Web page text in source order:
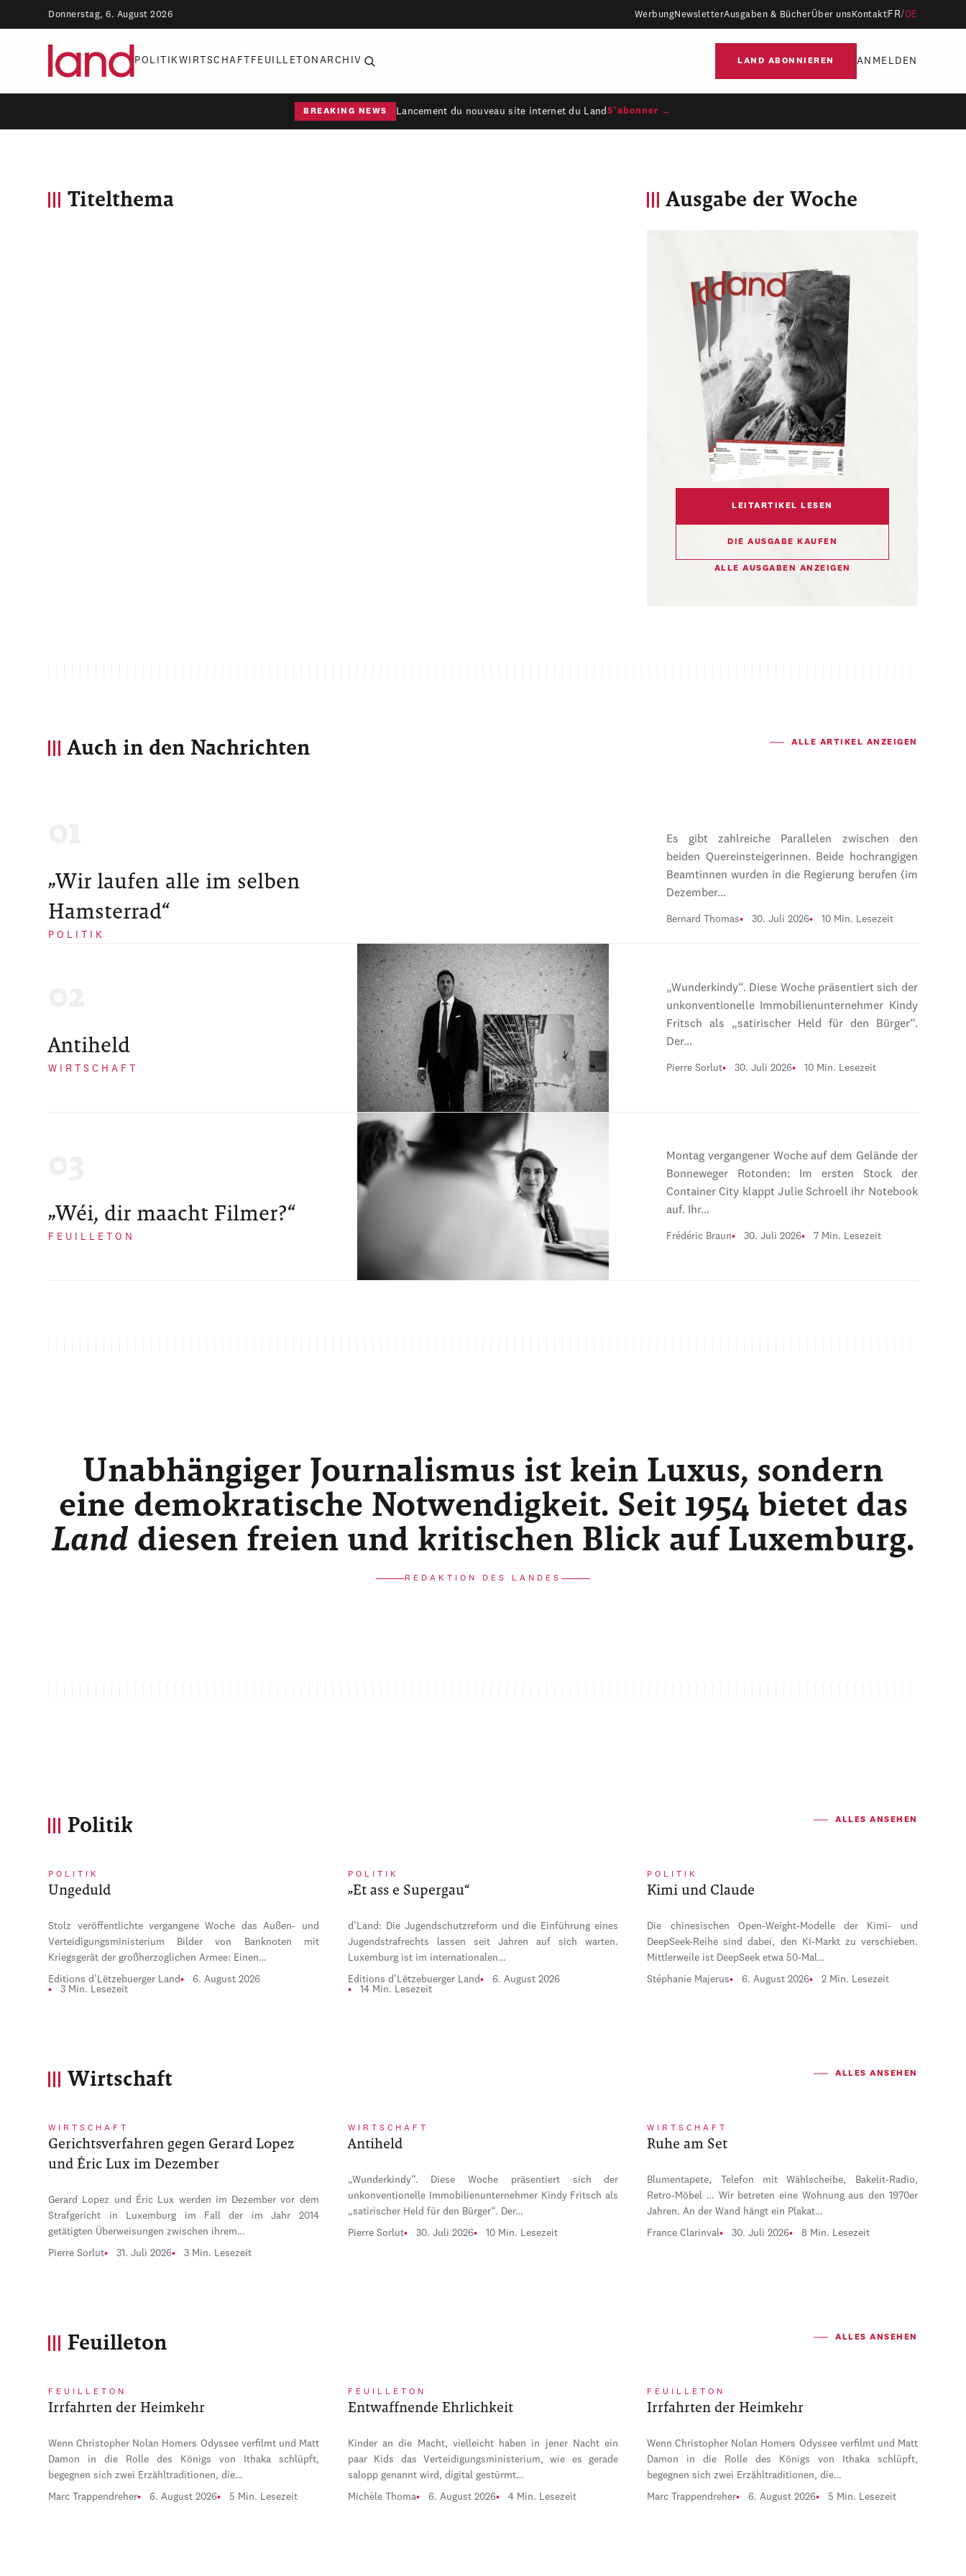
Donnerstag, 6. August 2026 WerbungNewsletterAusgaben & BücherÜber uns Kontakt FR/ DE
POLITIKWIRTSCHAFT FEUILLETON ARCHIV LAND ABONNIEREN ANMELDEN
BREAKING NEWS Lancement du nouveau site internet du Land S'abonner →
Titelthema Ausgabe der Woche
LEITARTIKEL LESEN
DIE AUSGABE KAUFEN
ALLE AUSGABEN ANZEIGEN
Auch in den Nachrichten ALLE ARTIKEL ANZEIGEN
„Wir laufen alle im selben
Hamsterrad“
POLITIK
Es gibt zahlreiche Parallelen zwischen den
beiden Quereinsteigerinnen. Beide hochrangigen
Beamtinnen wurden in die Regierung berufen (im
Dezember…
Bernard Thomas 30. Juli 2026 10 Min. Lesezeit
Antiheld
WIRTSCHAFT
„Wunderkindy“. Diese Woche präsentiert sich der
unkonventionelle Immobilienunternehmer Kindy
Fritsch als „satirischer Held für den Bürger“.
Der…
Pierre Sorlut 30. Juli 2026 10 Min. Lesezeit
„Wéi, dir maacht Filmer?“
FEUILLETON
Montag vergangener Woche auf dem Gelände der
Bonneweger Rotonden: Im ersten Stock der
Container City klappt Julie Schroell ihr Notebook
auf. Ihr…
Frédéric Braun 30. Juli 2026 7 Min. Lesezeit
Unabhängiger Journalismus ist kein Luxus, sondern
eine demokratische Notwendigkeit. Seit 1954 bietet das
Land diesen freien und kritischen Blick auf Luxemburg.
REDAKTION DES LANDES
Politik ALLES ANSEHEN
POLITIK
Ungeduld
Stolz veröffentlichte vergangene Woche das Außen- und
Verteidigungsministerium Bilder von Banknoten mit
Kriegsgerät der großherzoglichen Armee: Einen…
Editions d'Lëtzebuerger Land
6. August 2026
3 Min. Lesezeit
POLITIK
„Et ass e Supergau“
d’Land: Die Jugendschutzreform und die Einführung eines
Jugendstrafrechts lassen seit Jahren auf sich warten.
Luxemburg ist im internationalen…
Editions d'Lëtzebuerger Land
6. August 2026
14 Min. Lesezeit
POLITIK
Kimi und Claude
Die chinesischen Open-Weight-Modelle der Kimi- und
DeepSeek-Reihe sind dabei, den KI-Markt zu verschieben.
Mittlerweile ist DeepSeek etwa 50-Mal…
Stéphanie Majerus 6. August 2026 2 Min. Lesezeit
Wirtschaft ALLES ANSEHEN
WIRTSCHAFT
Gerichtsverfahren gegen Gerard Lopez
und Éric Lux im Dezember
Gerard Lopez und Éric Lux werden im Dezember vor dem
Strafgericht in Luxemburg im Fall der im Jahr 2014
getätigten Überweisungen zwischen ihrem…
Pierre Sorlut 31. Juli 2026 3 Min. Lesezeit
WIRTSCHAFT
Antiheld
„Wunderkindy“. Diese Woche präsentiert sich der
unkonventionelle Immobilienunternehmer Kindy Fritsch als
„satirischer Held für den Bürger“. Der…
Pierre Sorlut 30. Juli 2026 10 Min. Lesezeit
WIRTSCHAFT
Ruhe am Set
Blumentapete, Telefon mit Wählscheibe, Bakelit-Radio,
Retro-Möbel … Wir betreten eine Wohnung aus den 1970er
Jahren. An der Wand hängt ein Plakat…
France Clarinval 30. Juli 2026 8 Min. Lesezeit
Feuilleton ALLES ANSEHEN
FEUILLETON
Irrfahrten der Heimkehr
Wenn Christopher Nolan Homers Odyssee verfilmt und Matt
Damon in die Rolle des Königs von Ithaka schlüpft,
begegnen sich zwei Erzähltraditionen, die…
Marc Trappendreher 6. August 2026 5 Min. Lesezeit
FEUILLETON
Entwaffnende Ehrlichkeit
Kinder an die Macht, vielleicht haben in jener Nacht ein
paar Kids das Verteidigungsministerium, wie es gerade
salopp genannt wird, digital gestürmt…
Michèle Thoma 6. August 2026 4 Min. Lesezeit
FEUILLETON
Irrfahrten der Heimkehr
Wenn Christopher Nolan Homers Odyssee verfilmt und Matt
Damon in die Rolle des Königs von Ithaka schlüpft,
begegnen sich zwei Erzähltraditionen, die…
Marc Trappendreher 6. August 2026 5 Min. Lesezeit